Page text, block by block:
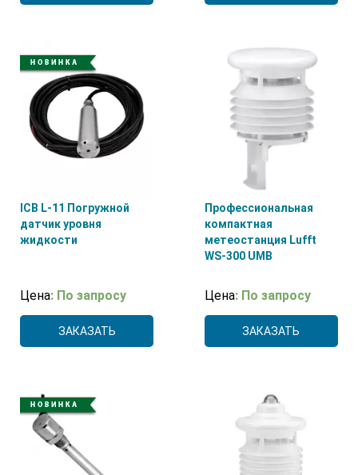
ICB L-11 Погружной
датчик уровня
жидкости
Цена: По запросу
ЗАКАЗАТЬ
Профессиональная
компактная
метеостанция Lufft
WS-300 UMB
Цена: По запросу
ЗАКАЗАТЬ